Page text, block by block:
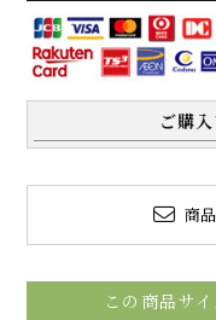
ご購
商
この商品サ